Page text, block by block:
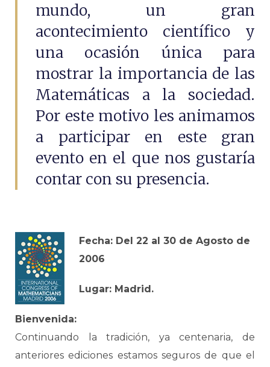
mundo, un gran
acontecimiento científico y
una ocasión única para
mostrar la importancia de las
Matemáticas a la sociedad.
Por este motivo les animamos
a participar en este gran
evento en el que nos gustaría
contar con su presencia.
Fecha: Del 22 al 30 de Agosto de
2006
Lugar: Madrid.
Bienvenida:
Continuando la tradición, ya centenaria, de
anteriores ediciones estamos seguros de que el